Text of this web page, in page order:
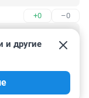
+0 –0
смотрите
и кого
на
живу
и другие